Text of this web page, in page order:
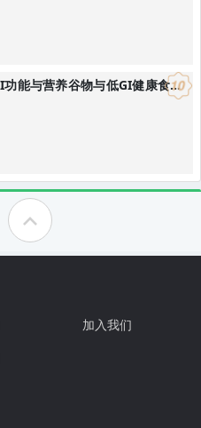
江南米道 | 低GI功能与营养谷物与低GI健康食品研发，低GI健康主食解决方案
加入我们